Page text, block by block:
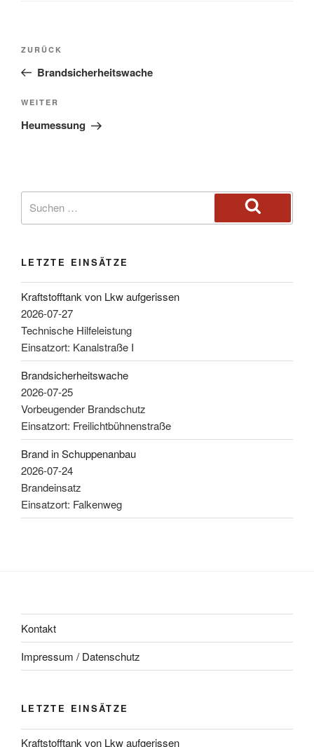
ZURÜCK
Brandsicherheitswache
WEITER
Heumessung
LETZTE EINSÄTZE
Kraftstofftank von Lkw aufgerissen
2026-07-27
Technische Hilfeleistung
Einsatzort: Kanalstraße I
Brandsicherheitswache
2026-07-25
Vorbeugender Brandschutz
Einsatzort: Freilichtbühnenstraße
Brand in Schuppenanbau
2026-07-24
Brandeinsatz
Einsatzort: Falkenweg
Kontakt
Impressum / Datenschutz
LETZTE EINSÄTZE
Kraftstofftank von Lkw aufgerissen